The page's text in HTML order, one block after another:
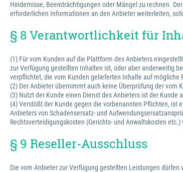
Hindernisse, Beeinträchtigungen oder Mängel zu rechnen.
erforderlichen Informationen an den Anbieter weiterleiten,
§ 8 Verantwortlichkeit für
(1) Für vom Kunden auf die Plattform des Anbieters
zur Verfügung gestellten Inhalten ist, oder aber anderweitig
verpflichtet, die vom Kunden gelieferten Inhalte auf mögliche
(2) Der Anbieter übernimmt auch keine Überprüfung der
(3) Nutzt der Kunde einen Dienst des Anbieters ist der
(4) Verstößt der Kunde gegen die vorbenannten Pflichten, ist
Anbieters von Schadensersatz- und
Rechtsverteidigungskosten (Gerichts- und Anwaltskosten
§ 9 Reseller-Ausschluss
Die vom Anbieter zur Verfügung gestellten Leistungen